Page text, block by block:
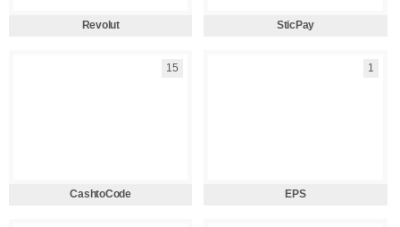
Revolut SticPay
15
CashtoCode
1
EPS